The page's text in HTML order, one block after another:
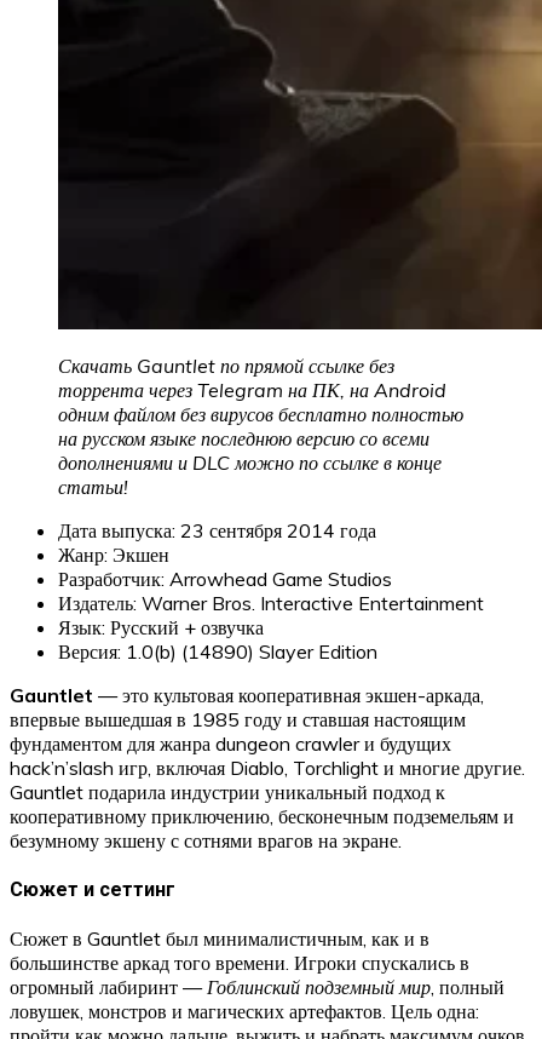
Скачать Gauntlet по прямой ссылке без
торрента через Telegram на ПК, на Android
одним файлом без вирусов бесплатно полностью
на русском языке последнюю версию со всеми
дополнениями и DLC можно по ссылке в конце
статьи!
Дата выпуска: 23 сентября 2014 года
Жанр: Экшен
Разработчик: Arrowhead Game Studios
Издатель: Warner Bros. Interactive Entertainment
Язык: Русский + озвучка
Версия: 1.0(b) (14890) Slayer Edition
Gauntlet — это культовая кооперативная экшен-аркада,
впервые вышедшая в 1985 году и ставшая настоящим
фундаментом для жанра dungeon crawler и будущих
hack’n’slash игр, включая Diablo, Torchlight и многие другие.
Gauntlet подарила индустрии уникальный подход к
кооперативному приключению, бесконечным подземельям и
безумному экшену с сотнями врагов на экране.
Сюжет и сеттинг
Сюжет в Gauntlet был минималистичным, как и в
большинстве аркад того времени. Игроки спускались в
огромный лабиринт —Гоблинский подземный мир, полный
ловушек, монстров и магических артефактов. Цель одна: